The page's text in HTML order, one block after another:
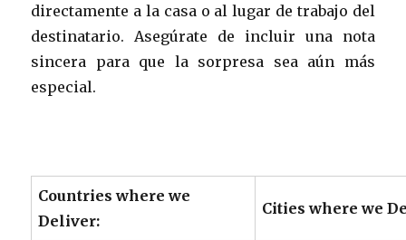
directamente a la casa o al lugar de trabajo del
destinatario. Asegúrate de incluir una nota
sincera para que la sorpresa sea aún más
especial.
Countries where we
Deliver:
Cities where we